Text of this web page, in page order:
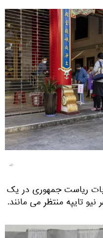
ریاست جمهوری در یک
تایپه منتظر می مانند.